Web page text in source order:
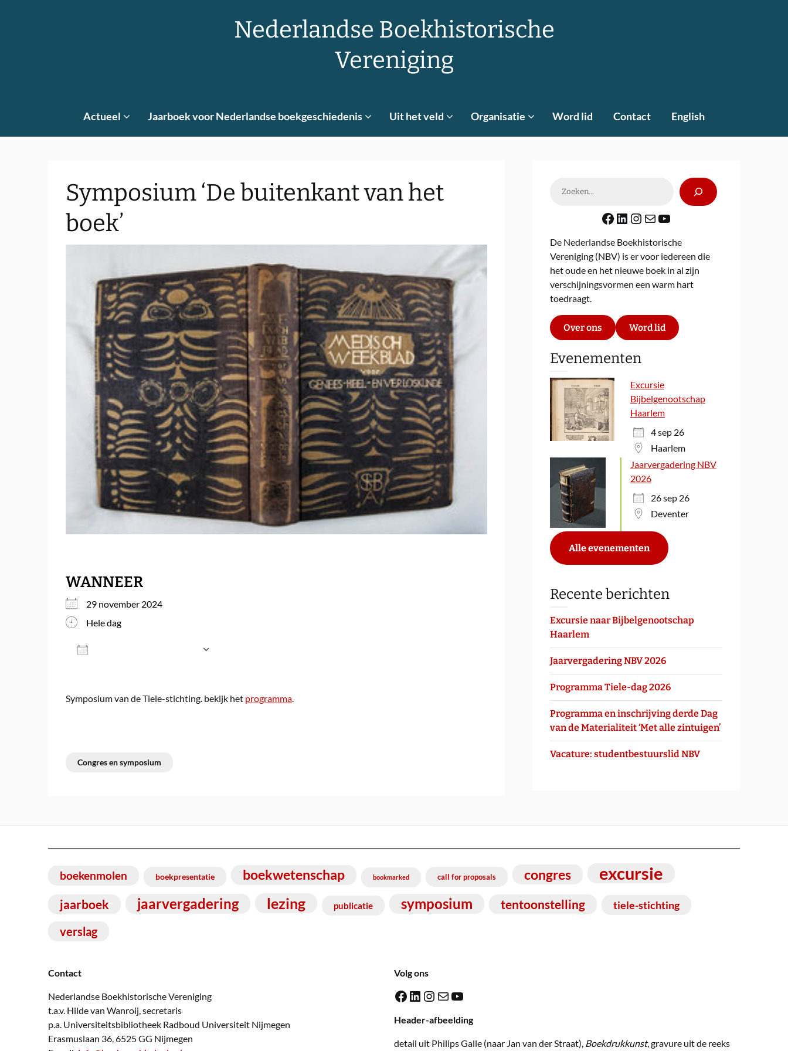
Nederlandse Boekhistorische
Vereniging
Actueel Jaarboek voor Nederlandse boekgeschiedenis Uit het veld Organisatie Word lid Contact English
Symposium ‘De buitenkant van het
boek’
WANNEER
29 november 2024
Hele dag
Office 365
Symposium van de Tiele-stichting. bekijk het programma
Congres en symposium
Facebook
LinkedIn
Instagram
E-mailYouTube
De Nederlandse Boekhistorische
Vereniging (NBV) is er voor iedereen die
het oude en het nieuwe boek in al zijn
verschijningsvormen een warm hart
toedraagt.
Over ons Word lid
Evenementen
Excursie
Bijbelgenootschap
Haarlem
4 sep 26
Haarlem
Jaarvergadering NBV
2026
26 sep 26
Deventer
Alle evenementen
Recente berichten
Excursie naar Bijbelgenootschap
Haarlem
Jaarvergadering NBV 2026
Programma Tiele-dag 2026
Programma en inschrijving derde Dag
van de Materialiteit ‘Met alle zintuigen’
Vacature: studentbestuurslid NBV
boekenmolen boekpresentatie boekwetenschap bookmarked call for proposals congres excursie
jaarboek jaarvergadering lezing publicatie symposium tentoonstelling tiele-stichting
verslag
Contact
Nederlandse Boekhistorische Vereniging
t.a.v. Hilde van Wanroij, secretaris
p.a. Universiteitsbibliotheek Radboud Universiteit Nijmegen
Erasmuslaan 36, 6525 GG Nijmegen
Volg ons
Facebook LinkedIn Instagram E-mail YouTube
Header-afbeelding
detail uit Philips Galle (naar Jan van der Straat), Boekdrukkunst, gravure uit de reeks